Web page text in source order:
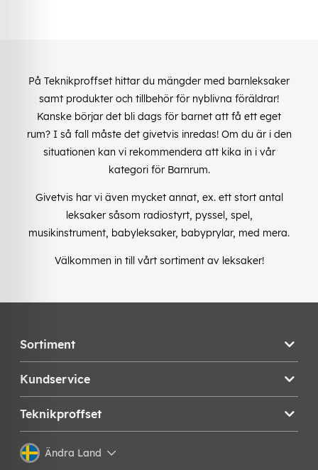
På Teknikproffset hittar du mängder med barnleksaker
samt produkter och tillbehör för nyblivna föräldrar!
Kanske börjar det bli dags för barnet att få ett eget
rum? I så fall måste det givetvis inredas! Om du är i den
situationen kan vi rekommendera att kika in i vår
kategori för Barnrum.
Givetvis har vi även mycket annat, ex. ett stort antal
leksaker såsom radiostyrt, pyssel, spel,
musikinstrument, babyleksaker, babyprylar, med mera.
Välkommen in till vårt sortiment av leksaker!
Sortiment
Kundservice
Teknikproffset
Ändra Land